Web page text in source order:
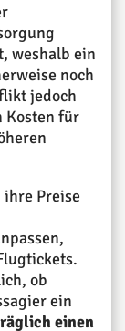
weshalb ein
noch
jedoch
Kosten für
ihre Preise
ob
ein
einen